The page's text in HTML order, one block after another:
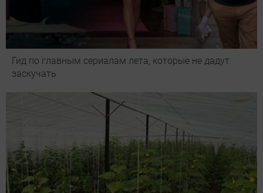
Гид по главным сериалам лета, которые не дадут
заскучать